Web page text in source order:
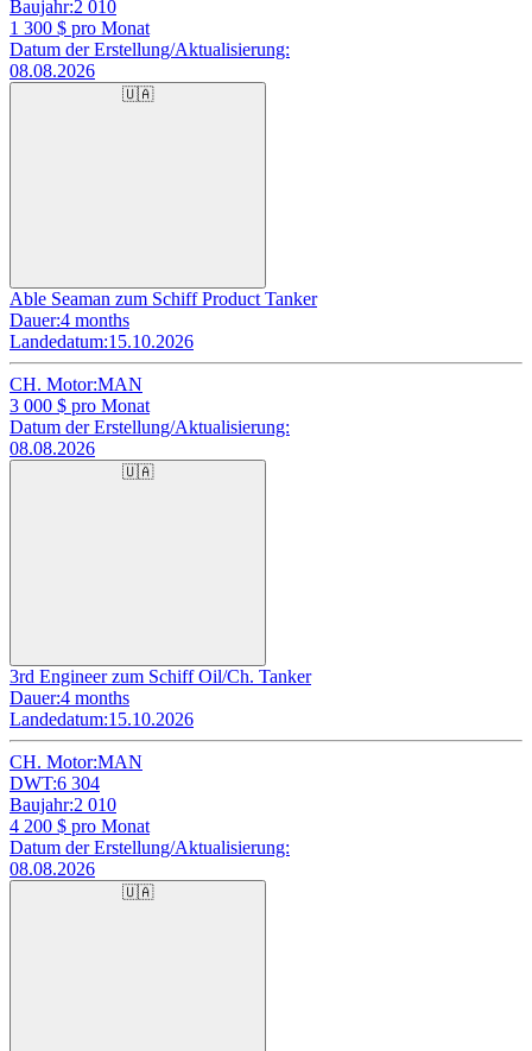
Baujahr:2 010
1 300 $ pro Monat
Datum der Erstellung/Aktualisierung:
08.08.2026
🇺🇦
Able Seaman zum Schiff Product Tanker
Dauer:4 months
Landedatum:15.10.2026
CH. Motor:MAN
3 000 $ pro Monat
Datum der Erstellung/Aktualisierung:
08.08.2026
🇺🇦
3rd Engineer zum Schiff Oil/Ch. Tanker
Dauer:4 months
Landedatum:15.10.2026
CH. Motor:MAN
DWT:6 304
Baujahr:2 010
4 200 $ pro Monat
Datum der Erstellung/Aktualisierung:
08.08.2026
🇺🇦